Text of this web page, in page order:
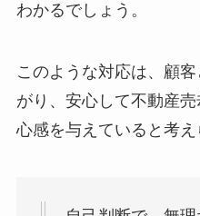
わかるでしょう。
このような対応は、顧
がり、安心して不動産
心感を与えていると考え